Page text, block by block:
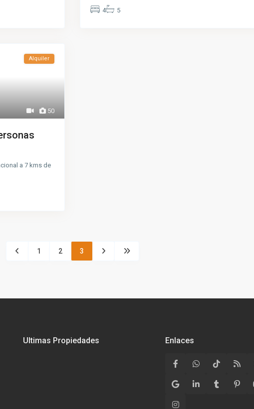
4 5
50
Alquiler
a 7 kms de
1 2 3
Ultimas Propiedades Enlaces